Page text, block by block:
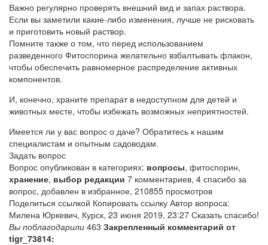
Важно регулярно проверять внешний вид и запах раствора.
Если вы заметили какие-либо изменения, лучше не рисковать
и приготовить новый раствор.
Помните также о том, что перед использованием
разведенного Фитоспорина желательно взбалтывать флакон,
чтобы обеспечить равномерное распределение активных
компонентов.
И, конечно, храните препарат в недоступном для детей и
животных месте, чтобы избежать возможных неприятностей.
Имеется ли у вас вопрос о даче? Обратитесь к нашим
специалистам и опытным садоводам.
Задать вопрос
Вопрос опубликован в категориях: вопросы, фитоспорин,
хранение, выбор редакции 7 комментариев, 4 спасибо за
вопрос, добавлен в избранное, 210855 просмотров
Поделиться ссылкой Копировать ссылку Автор вопроса:
Милена Юркевич, Курск, 23 июня 2019, 23:27 Сказать спасибо!
Вы поблагодарили 463 Закрепленный комментарий от
tigr_73814: